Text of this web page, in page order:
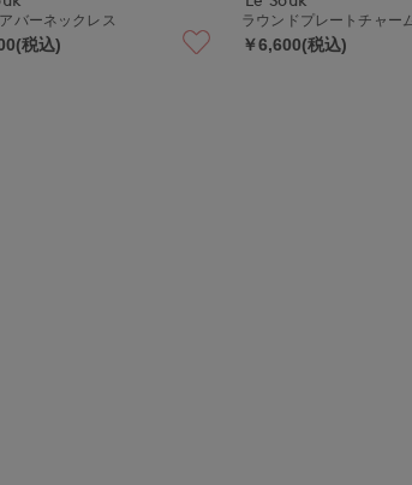
アバーネックレス
税込)
ラウンドプレートチャー
￥6,600(税込)